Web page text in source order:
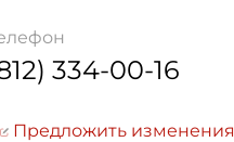
334-00-16
Предложить изменения